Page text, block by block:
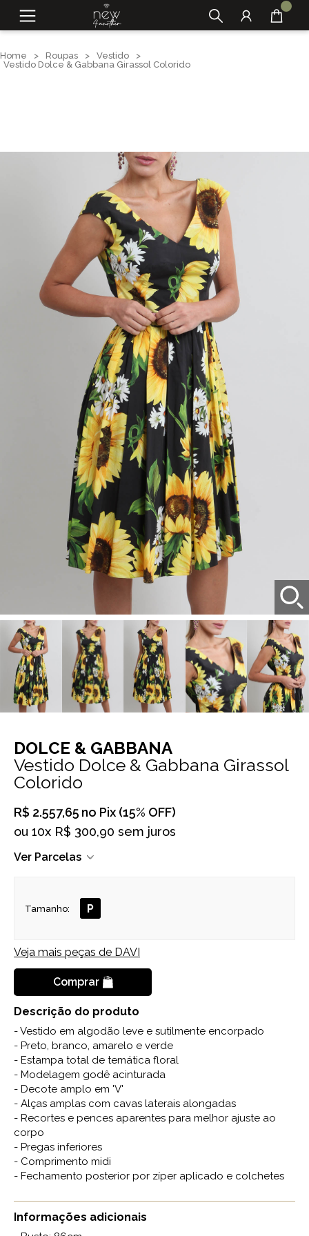
Home > Roupas > Vestido
>
Vestido Dolce & Gabbana Girassol Colorido
DOLCE & GABBANA
Vestido Dolce & Gabbana Girassol
Colorido
R$ 2.557,65 no Pix (15% OFF)
ou 10x R$ 300,90 sem juros
Ver Parcelas
Tamanho: P
Veja mais peças de DAVI
Comprar
Descrição do produto
- Vestido em algodão leve e sutilmente encorpado
- Preto, branco, amarelo e verde
- Estampa total de temática floral
- Modelagem godê acinturada
- Decote amplo em 'V'
- Alças amplas com cavas laterais alongadas
- Recortes e pences aparentes para melhor ajuste ao
corpo
- Pregas inferiores
- Comprimento midi
- Fechamento posterior por zíper aplicado e colchetes
Informações adicionais